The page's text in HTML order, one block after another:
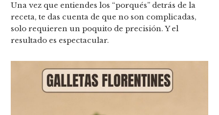
Una vez que entiendes los “porqués” detrás de la
receta, te das cuenta de que no son complicadas,
solo requieren un poquito de precisión. Y el
resultado es espectacular.